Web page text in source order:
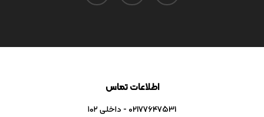
اطلاعات تماس
02177647531 - داخلی ۱۰۲